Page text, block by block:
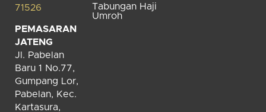
71526
PEMASARAN
JATENG
Jl. Pabelan
Baru 1 No.77,
Gumpang Lor,
Pabelan, Kec.
Kartasura,
Tabungan Haji
Umroh